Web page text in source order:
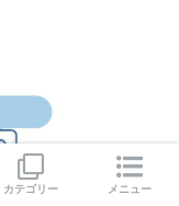
カテゴリー メニュー